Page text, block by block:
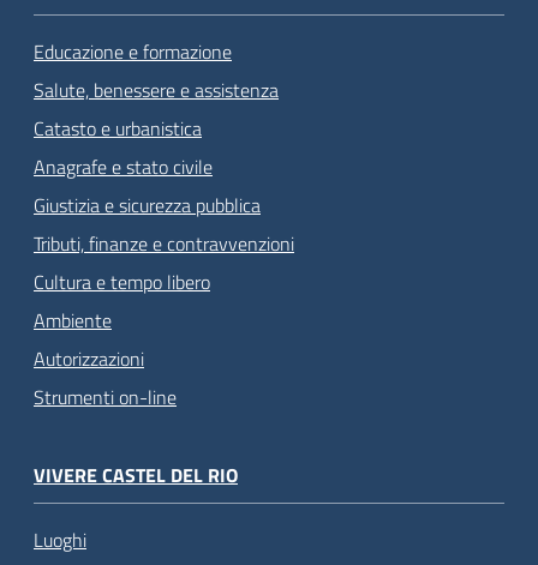
Educazione e formazione
Salute, benessere e assistenza
Catasto e urbanistica
Anagrafe e stato civile
Giustizia e sicurezza pubblica
Tributi, finanze e contravvenzioni
Cultura e tempo libero
Ambiente
Autorizzazioni
Strumenti on-line
VIVERE CASTEL DEL RIO
Luoghi